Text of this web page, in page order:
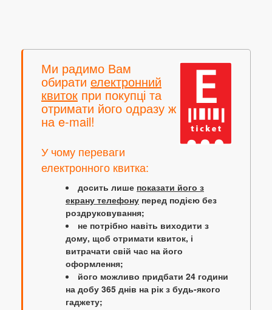
Ми радимо Вам
обирати електронний
квиток при покупці та
отримати його одразу ж
на e-mail!
У чому переваги
електронного квитка:
досить лише показати його з
екрану телефону перед подією без
роздруковування;
не потрібно навіть виходити з
дому, щоб отримати квиток, і
витрачати свій час на його
оформлення;
його можливо придбати 24 години
на добу 365 днів на рік з будь-якого
гаджету;